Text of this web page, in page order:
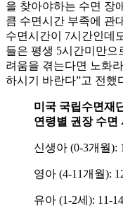
을 찾아야하는 수면 장
큼 수면시간 부족에 관
수면시간이 7시간인데
들은 평생 5시간미만으
려움을 겪는다면 노화
하시기 바란다”고 전했
미국 국립수면재
연령별 권장 수면
신생아 (0-3개월):
영아 (4-11개월):
유아 (1-2세): 11-